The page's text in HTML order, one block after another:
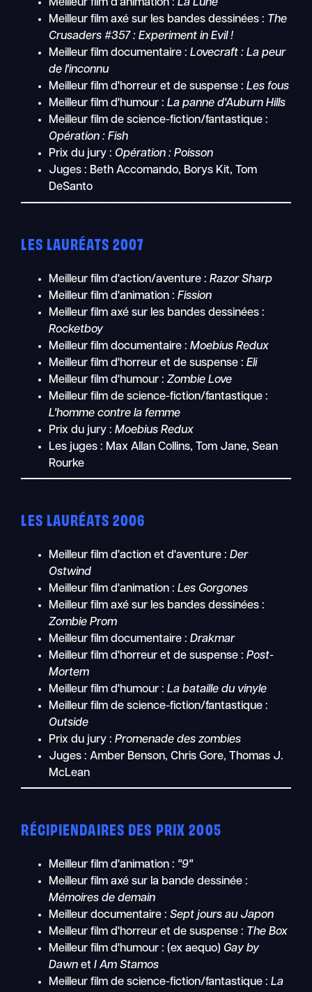
Meilleur film d'animation :La Lune
Meilleur film axé sur les bandes dessinées : The
Crusaders #357 : Experiment in Evil !
Meilleur film documentaire :Lovecraft : La peur
de l'inconnu
Meilleur film d'horreur et de suspense :Les fous
Meilleur film d'humour :La panne d'Auburn Hills
Meilleur film de science-fiction/fantastique :
Opération : Fish
Prix du jury :Opération : Poisson
Juges : Beth Accomando, Borys Kit, Tom
DeSanto
LES LAURÉATS 2007
Meilleur film d'action/aventure :Razor Sharp
Meilleur film d'animation :Fission
Meilleur film axé sur les bandes dessinées :
Rocketboy
Meilleur film documentaire :Moebius Redux
Meilleur film d'horreur et de suspense :Eli
Meilleur film d'humour :Zombie Love
Meilleur film de science-fiction/fantastique :
L'homme contre la femme
Prix du jury :Moebius Redux
Les juges : Max Allan Collins, Tom Jane, Sean
Rourke
LES LAURÉATS 2006
Meilleur film d'action et d'aventure :Der
Ostwind
Meilleur film d'animation :Les Gorgones
Meilleur film axé sur les bandes dessinées :
Zombie Prom
Meilleur film documentaire :Drakmar
Meilleur film d'horreur et de suspense :Post-
Mortem
Meilleur film d'humour :La bataille du vinyle
Meilleur film de science-fiction/fantastique :
Outside
Prix du jury :Promenade des zombies
Juges : Amber Benson, Chris Gore, Thomas J.
McLean
RÉCIPIENDAIRES DES PRIX 2005
Meilleur film d'animation : "9"
Meilleur film axé sur la bande dessinée :
Mémoires de demain
Meilleur documentaire :Sept jours au Japon
Meilleur film d'horreur et de suspense : The Box
Meilleur film d'humour : (ex aequo) Gay by
Dawnet I Am Stamos
Meilleur film de science-fiction/fantastique :La